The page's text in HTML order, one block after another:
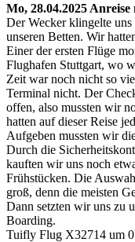
Mo, 28.04.2025
Der Wecker klingelte
unseren Betten. Wir
Einer der ersten Flüge
Flughafen Stuttgart, wo
Zeit war noch nicht so
Terminal nicht. Der
offen, also mussten wir
hatten auf dieser Reise
Aufgeben mussten wir
Durch die
kauften wir uns noch
Frühstücken. Die
groß, denn die meisten
Dann setzten wir uns zu
Boarding.
Tuifly Flug X32714 um